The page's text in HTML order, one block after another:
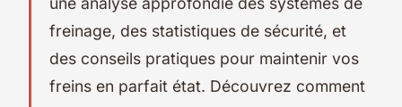
freinage, des statistiques de sécurité, et
des conseils pratiques pour maintenir vos
freins en parfait état. Découvrez comment